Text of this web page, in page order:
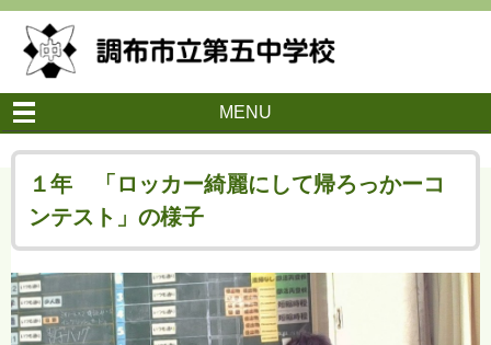
MENU
１年 「ロッカー綺麗にして帰ろっかーコ
ンテスト」の様子